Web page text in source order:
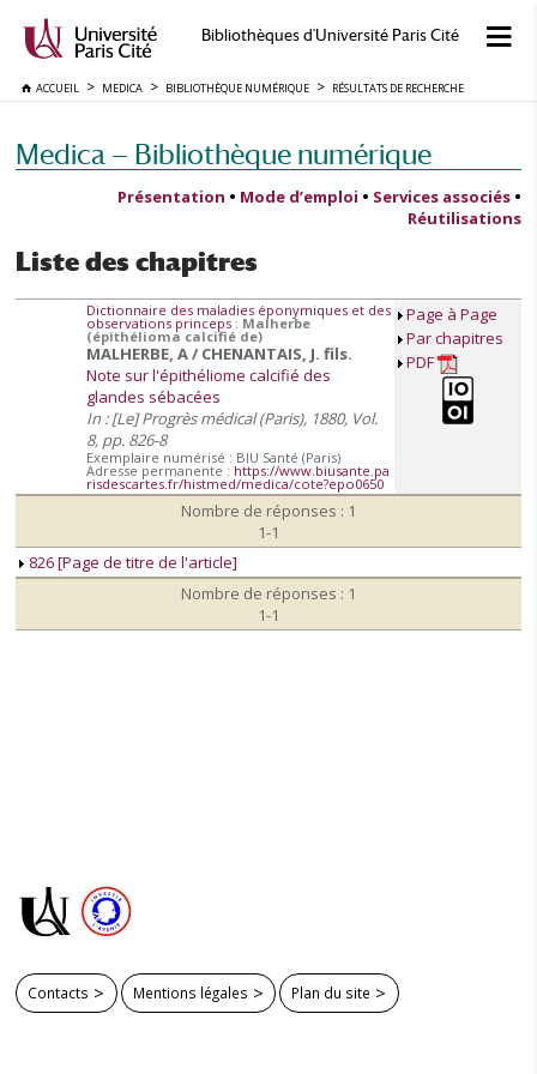
Bibliothèques d'Université Paris Cité
ACCUEIL MEDICA BIBLIOTHÈQUE NUMÉRIQUE RÉSULTATS DE RECHERCHE
Medica — Bibliothèque numérique
Présentation • Mode d’emploi • Services associés •
Réutilisations
Liste des chapitres
Dictionnaire des maladies éponymiques et des
observations princeps : Malherbe
(épithélioma calcifié de)
MALHERBE, A / CHENANTAIS, J. fils.
Note sur l'épithéliome calcifié des
glandes sébacées
In : [Le] Progrès médical (Paris), 1880, Vol.
8, pp. 826-8
Exemplaire numérisé : BIU Santé (Paris)
Adresse permanente : https://www.biusante.pa
risdescartes.fr/histmed/medica/cote?epo0650
Page à Page
Par chapitres
PDF
Nombre de réponses : 1
1-1
826 [Page de titre de l'article]
Nombre de réponses : 1
1-1
Contacts Mentions légales Plan du site